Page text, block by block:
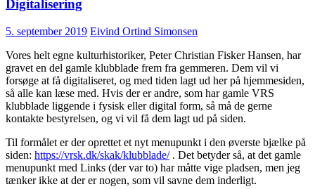
Digitalisering
5. september 2019 Eivind Ortind Simonsen
Vores helt egne kulturhistoriker, Peter Christian Fisker Hansen, har
gravet en del gamle klubblade frem fra gemmeren. Dem vil vi
forsøge at få digitaliseret, og med tiden lagt ud her på hjemmesiden,
så alle kan læse med. Hvis der er andre, som har gamle VRS
klubblade liggende i fysisk eller digital form, så må de gerne
kontakte bestyrelsen, og vi vil få dem lagt ud på siden.
Til formålet er der oprettet et nyt menupunkt i den øverste bjælke på
siden: https://vrsk.dk/skak/klubblade/. Det betyder så, at det gamle
menupunkt med Links (der var to) har måtte vige pladsen, men jeg
tænker ikke at der er nogen, som vil savne dem inderligt.